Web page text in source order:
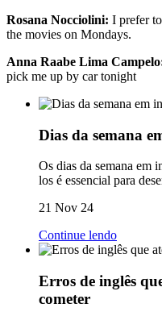
Rosana Nocciolini: I prefer
the movies on Mondays.
Anna Raabe Lima
pick me up by car tonight
Dias da semana
Os dias da semana em
los é essencial para
21 Nov 24
Continue lendo
Erros de inglês
cometer